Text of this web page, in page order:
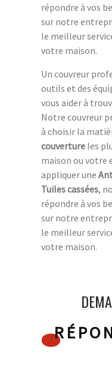
répondre à vos
sur notre
le meilleur
votre maison.
Un couvreur
outils et des
vous aider à
Notre couvreur
à choisir la
couverture les
maison ou votre
appliquer une
Tuiles cassées,
répondre à vos
sur notre
le meilleur
votre maison.